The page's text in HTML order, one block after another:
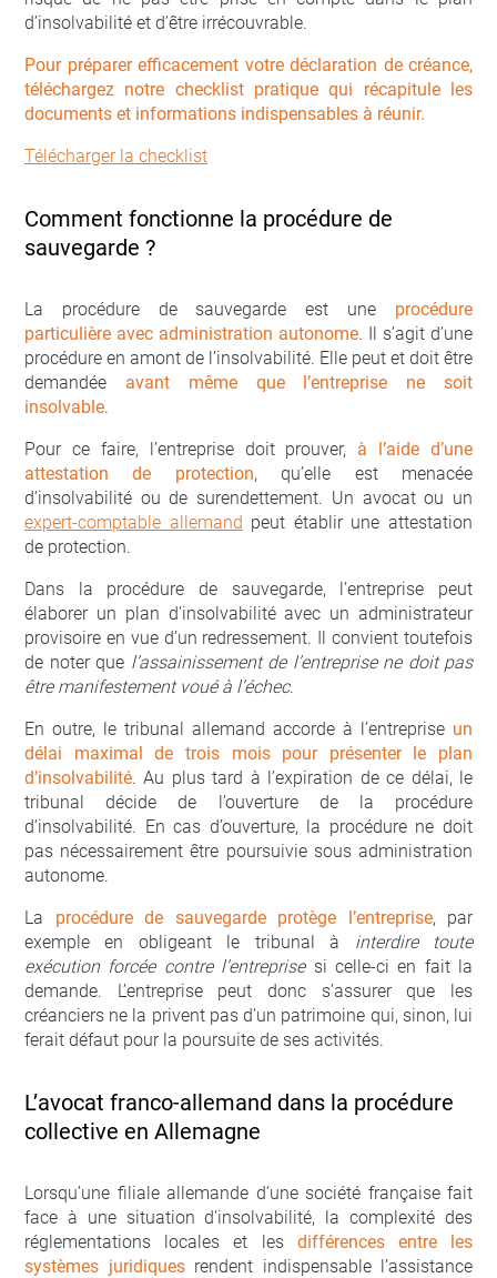
d’insolvabilité et d’être irrécouvrable.
Pour préparer efficacement votre déclaration de créance,
téléchargez notre checklist pratique qui récapitule les
documents et informations indispensables à réunir.
Télécharger la checklist
Comment fonctionne la procédure de
sauvegarde ?
La procédure de sauvegarde est une procédure
particulière avec administration autonome. Il s’agit d’une
procédure en amont de l’insolvabilité. Elle peut et doit être
demandée avant même que l’entreprise ne soit
insolvable.
Pour ce faire, l’entreprise doit prouver, à l’aide d’une
attestation de protection, qu’elle est menacée
d’insolvabilité ou de surendettement. Un avocat ou un
expert-comptable allemand peut établir une attestation
de protection.
Dans la procédure de sauvegarde, l’entreprise peut
élaborer un plan d’insolvabilité avec un administrateur
provisoire en vue d’un redressement. Il convient toutefois
de noter que l’assainissement de l’entreprise ne doit pas
être manifestement voué à l’échec.
En outre, le tribunal allemand accorde à l’entreprise un
délai maximal de trois mois pour présenter le plan
d’insolvabilité. Au plus tard à l’expiration de ce délai, le
tribunal décide de l’ouverture de la procédure
d’insolvabilité. En cas d’ouverture, la procédure ne doit
pas nécessairement être poursuivie sous administration
autonome.
La procédure de sauvegarde protège l’entreprise, par
exemple en obligeant le tribunal à interdire toute
exécution forcée contre l’entreprisesi celle-ci en fait la
demande. L’entreprise peut donc s’assurer que les
créanciers ne la privent pas d’un patrimoine qui, sinon, lui
ferait défaut pour la poursuite de ses activités.
L’avocat franco-allemand dans la procédure
collective en Allemagne
Lorsqu’une filiale allemande d’une société française fait
face à une situation d’insolvabilité, la complexité des
réglementations locales et les différences entre les
systèmes juridiquesrendent indispensable l’assistance